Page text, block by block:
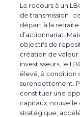
Le recours à un
de transmission :
départ à la
d’actionnariat.
objectifs de
création de valeur
investisseurs, le
élevé , à condition
surendettement.
constituer une
capitaux,
stratégique,